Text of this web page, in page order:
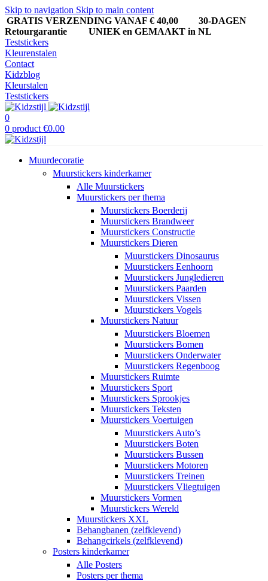
Skip to navigation Skip to main content
GRATIS VERZENDING VANAF € 40,00
30-DAGEN
Retourgarantie UNIEK en GEMAAKT in NL
Teststickers
Kleurenstalen
Contact
Kidzblog
Kleurstalen
Teststickers
0
0 product €0.00
Muurdecoratie
Muurstickers kinderkamer
Alle Muurstickers
Muurstickers per thema
Muurstickers Boerderij
Muurstickers Brandweer
Muurstickers Constructie
Muurstickers Dieren
Muurstickers Dinosaurus
Muurstickers Eenhoorn
Muurstickers Jungledieren
Muurstickers Paarden
Muurstickers Vissen
Muurstickers Vogels
Muurstickers Natuur
Muurstickers Bloemen
Muurstickers Bomen
Muurstickers Onderwater
Muurstickers Regenboog
Muurstickers Ruimte
Muurstickers Sport
Muurstickers Sprookjes
Muurstickers Teksten
Muurstickers Voertuigen
Muurstickers Auto’s
Muurstickers Boten
Muurstickers Bussen
Muurstickers Motoren
Muurstickers Treinen
Muurstickers Vliegtuigen
Muurstickers Vormen
Muurstickers Wereld
Muurstickers XXL
Behangbanen (zelfklevend)
Behangcirkels (zelfklevend)
Posters kinderkamer
Alle Posters
Posters per thema